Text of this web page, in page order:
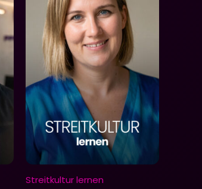
Streitkultur lernen